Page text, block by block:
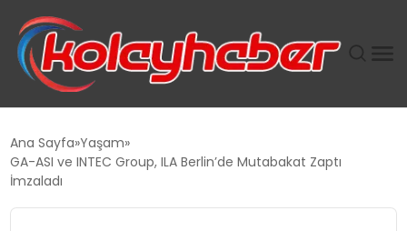
SUWEN’IN İSTIHDAM MODELI EKONOMIDE KADIN
Ana Sayfa Yaşam
GA-ASI ve INTEC Group, ILA Berlin’de Mutabakat Zaptı
İmzaladı